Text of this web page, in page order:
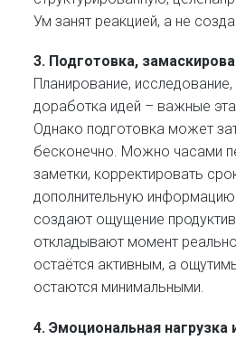
Ум занят реакцией, а не
3. Подготовка,
Планирование, исследование,
доработка идей – важные
Однако подготовка может
бесконечно. Можно часами
заметки, корректировать
дополнительную
создают ощущение
откладывают момент
остаётся активным, а
остаются минимальными.
4. Эмоциональная